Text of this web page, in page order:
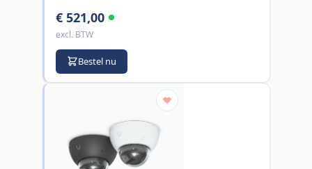
€ 521,00
excl. BTW
Bestel nu